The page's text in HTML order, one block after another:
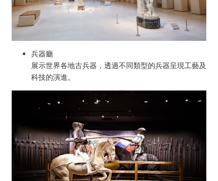
兵器廳
展示世界各地古兵器，透過不同類型的兵器呈現工藝及
科技的演進。